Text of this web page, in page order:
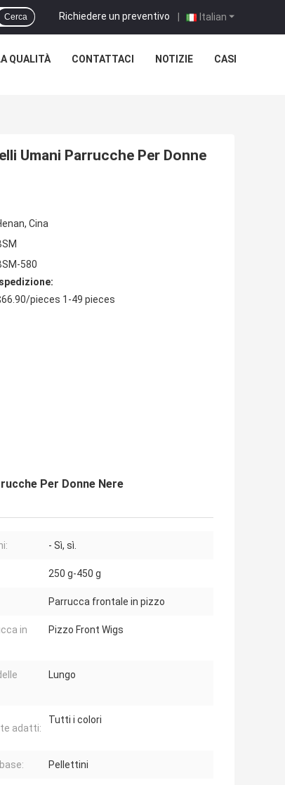
Italian
Richiedere un preventivo |
Cerca
QUALITÀ CONTATTACI NOTIZIE CASI
Umani Parrucche Per Donne
Cina
580
pieces 1-49 pieces
Per Donne Nere
- Sì, sì.
250 g-450 g
Parrucca frontale in pizzo
in
Pizzo Front Wigs
Lungo
adatti:
Tutti i colori
Pellettini